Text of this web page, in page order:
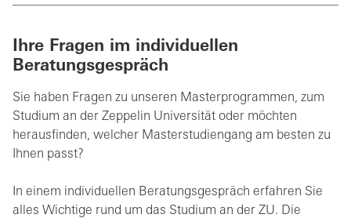
Ihre Fragen im individuellen
Beratungsgespräch
Sie haben Fragen zu unseren Masterprogrammen, zum
Studium an der Zeppelin Universität oder möchten
herausfinden, welcher Masterstudiengang am besten zu
Ihnen passt?
In einem individuellen Beratungsgespräch erfahren Sie
alles Wichtige rund um das Studium an der ZU. Die